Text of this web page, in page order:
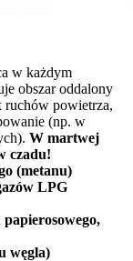
w każdym
obszar oddalony
ruchów powietrza,
(np. w
W martwej
czadu!
(metanu)
LPG
węgla)